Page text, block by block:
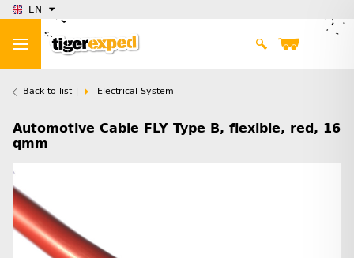
EN
Back to list Electrical System
Automotive Cable FLY Type B, flexible, red, 16
qmm